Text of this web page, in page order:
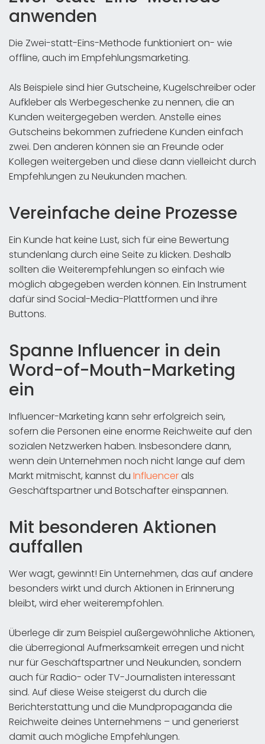
anwenden
Die Zwei-statt-Eins-Methode funktioniert on- wie
offline, auch im Empfehlungsmarketing.
Als Beispiele sind hier Gutscheine, Kugelschreiber oder
Aufkleber als Werbegeschenke zu nennen, die an
Kunden weitergegeben werden. Anstelle eines
Gutscheins bekommen zufriedene Kunden einfach
zwei. Den anderen können sie an Freunde oder
Kollegen weitergeben und diese dann vielleicht durch
Empfehlungen zu Neukunden machen.
Vereinfache deine Prozesse
Ein Kunde hat keine Lust, sich für eine Bewertung
stundenlang durch eine Seite zu klicken. Deshalb
sollten die Weiterempfehlungen so einfach wie
möglich abgegeben werden können. Ein Instrument
dafür sind Social-Media-Plattformen und ihre
Buttons.
Spanne Influencer in dein
Word-of-Mouth-Marketing
ein
Influencer-Marketing kann sehr erfolgreich sein,
sofern die Personen eine enorme Reichweite auf den
sozialen Netzwerken haben. Insbesondere dann,
wenn dein Unternehmen noch nicht lange auf dem
Markt mitmischt, kannst du Influencerals
Geschäftspartner und Botschafter einspannen.
Mit besonderen Aktionen
auffallen
Wer wagt, gewinnt! Ein Unternehmen, das auf andere
besonders wirkt und durch Aktionen in Erinnerung
bleibt, wird eher weiterempfohlen.
Überlege dir zum Beispiel außergewöhnliche Aktionen,
die überregional Aufmerksamkeit erregen und nicht
nur für Geschäftspartner und Neukunden, sondern
auch für Radio- oder TV-Journalisten interessant
sind. Auf diese Weise steigerst du durch die
Berichterstattung und die Mundpropaganda die
Reichweite deines Unternehmens – und generierst
damit auch mögliche Empfehlungen.